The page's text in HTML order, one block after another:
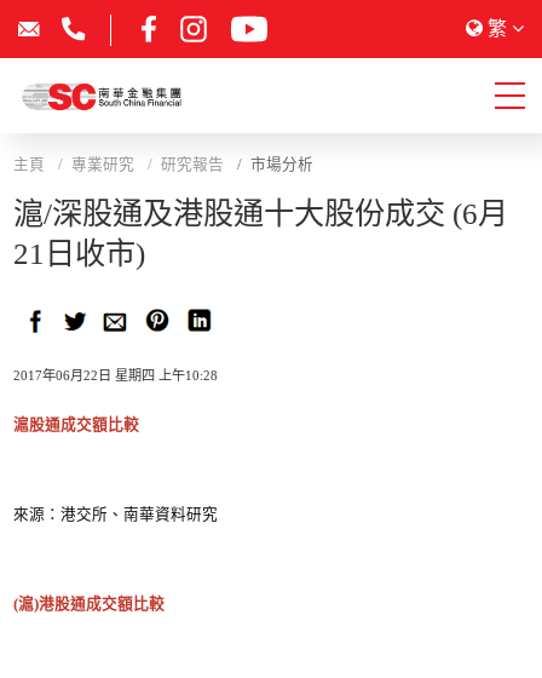
繁
主頁 專業研究 研究報告 市場分析
滬/深股通及港股通十大股份成交 (6月
21日收市)
2017年06月22日 星期四 上午10:28
滬股通成交額比較
來源：港交所、南華資料研究
(滬)港股通成交額比較